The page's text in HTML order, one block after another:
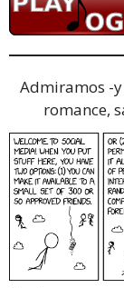
Admiramos -
romance,